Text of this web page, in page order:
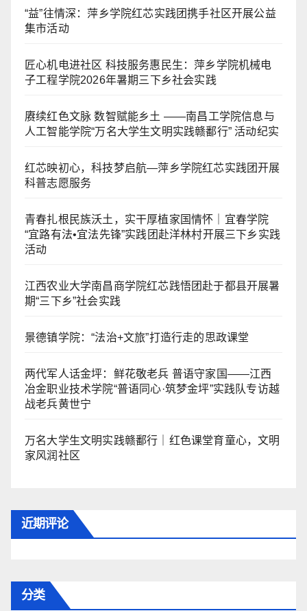
“益”往情深：萍乡学院红芯实践团携手社区开展公益
集市活动
匠心机电进社区 科技服务惠民生：萍乡学院机械电
子工程学院2026年暑期三下乡社会实践
赓续红色文脉 数智赋能乡土 ——南昌工学院信息与
人工智能学院“万名大学生文明实践赣鄱行” 活动纪实
红芯映初心，科技梦启航—萍乡学院红芯实践团开展
科普志愿服务
青春扎根民族沃土，实干厚植家国情怀｜宜春学院
“宜路有法•宜法先锋”实践团赴洋林村开展三下乡实践
活动
江西农业大学南昌商学院红芯践悟团赴于都县开展暑
期“三下乡”社会实践
景德镇学院：“法治+文旅”打造行走的思政课堂
两代军人话金坪：鲜花敬老兵 普语守家国——江西
冶金职业技术学院“普语同心·筑梦金坪”实践队专访越
战老兵黄世宁
万名大学生文明实践赣鄱行｜红色课堂育童心，文明
家风润社区
近期评论
分类